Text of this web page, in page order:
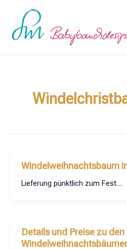
springen
Windelweihnachtsbaum
Lieferung pünktlich zum Fest…
Details und Preise zu den